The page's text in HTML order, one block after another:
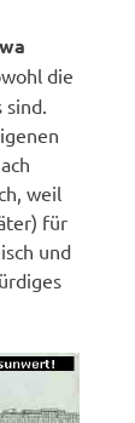
die
weil
für
und